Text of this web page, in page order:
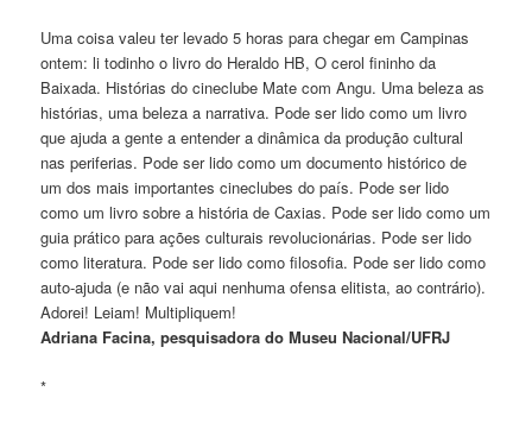
Uma coisa valeu ter levado 5 horas para chegar em Campinas
ontem: li todinho o livro do Heraldo HB, O cerol fininho da
Baixada. Histórias do cineclube Mate com Angu. Uma beleza as
histórias, uma beleza a narrativa. Pode ser lido como um livro
que ajuda a gente a entender a dinâmica da produção cultural
nas periferias. Pode ser lido como um documento histórico de
um dos mais importantes cineclubes do país. Pode ser lido
como um livro sobre a história de Caxias. Pode ser lido como um
guia prático para ações culturais revolucionárias. Pode ser lido
como literatura. Pode ser lido como filosofia. Pode ser lido como
auto-ajuda (e não vai aqui nenhuma ofensa elitista, ao contrário).
Adorei! Leiam! Multipliquem!
Adriana Facina, pesquisadora do Museu Nacional/UFRJ
*